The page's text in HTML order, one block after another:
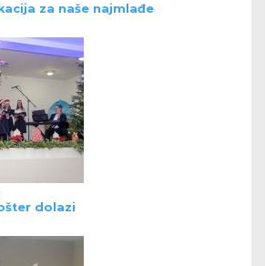
za naše najmlađe
dolazi